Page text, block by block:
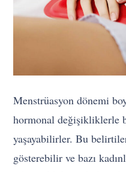
Menstrüasyon dönemi
hormonal
yaşayabilirler. Bu
gösterebilir ve bazı